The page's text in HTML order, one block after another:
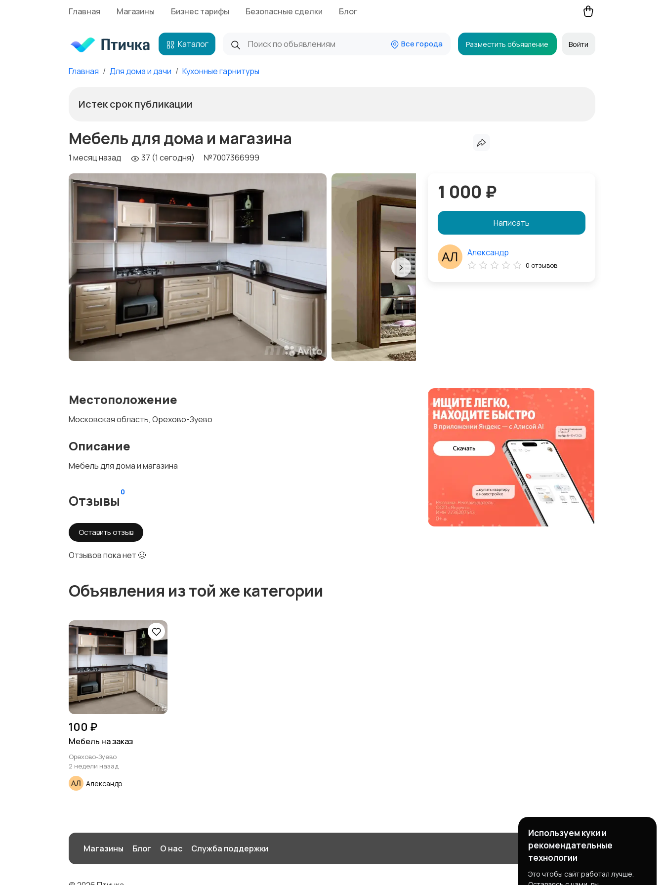
Главная Магазины Бизнес тарифы Безопасные сделки Блог
Каталог Все города Разместить объявление Войти
Главная Для дома и дачи Кухонные гарнитуры
Истек срок публикации
Мебель для дома и магазина
1 месяц назад 37 (1 сегодня) №7007366999
1 000 ₽
Написать
Александр
0 отзывов
Местоположение
Московская область, Орехово-Зуево
Описание
Мебель для дома и магазина
Отзывы
0
Оставить отзыв
Отзывов пока нет 🥴
Объявления из той же категории
100 ₽
Мебель на заказ
Орехово-Зуево
2 недели назад
Александр
Магазины Блог О нас Служба поддержки
Используем куки и
рекомендательные
технологии
Это чтобы сайт работал лучше.